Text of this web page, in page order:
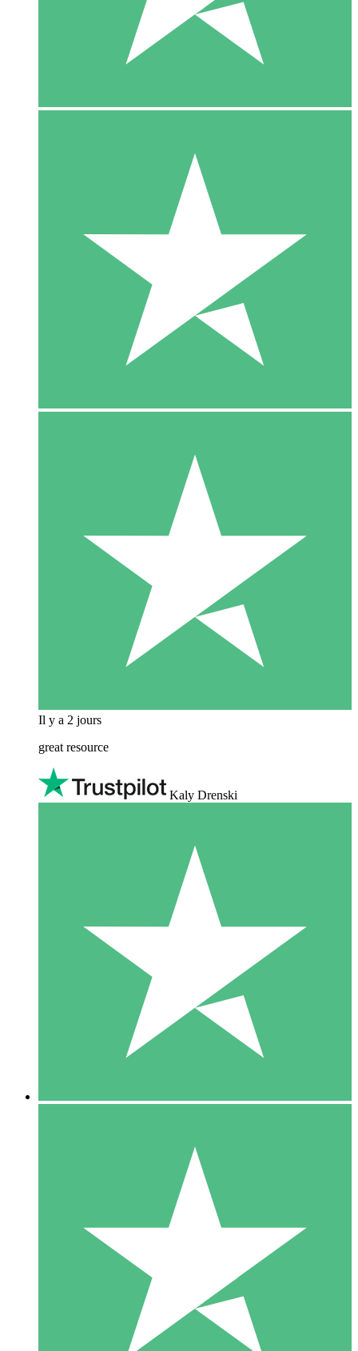
Il y a 2 jours
great resource
Kaly Drenski